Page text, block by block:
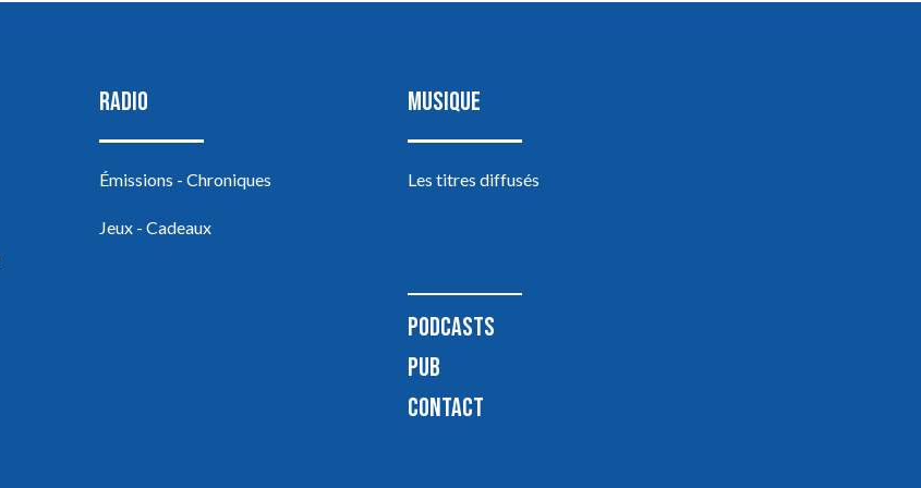
RADIO
Émissions - Chroniques
Jeux - Cadeaux
MUSIQUE
Les titres diffusés
PODCASTS
PUB
CONTACT